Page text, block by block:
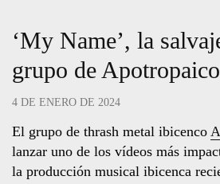
‘My Name’, la
grupo de Apotropaico
4 DE ENERO DE 2024
El grupo de thrash metal ibicenco
lanzar uno de los vídeos más
la producción musical ibicenca